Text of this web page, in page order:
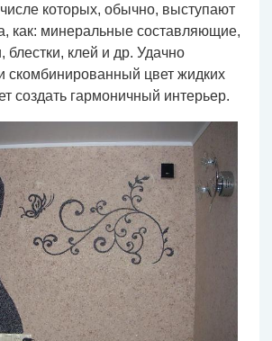
которых, обычно, выступают
как: минеральные составляющие,
блестки, клей и др. Удачно
скомбинированный цвет жидких
создать гармоничный интерьер.